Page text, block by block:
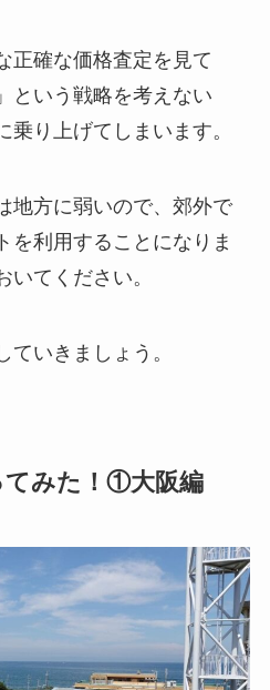
正確な価格査定を見て
という戦略を考えない
乗り上げてしまいます。
地方に弱いので、郊外で
を利用することになりま
てください。
ていきましょう。
てみた！①大阪編